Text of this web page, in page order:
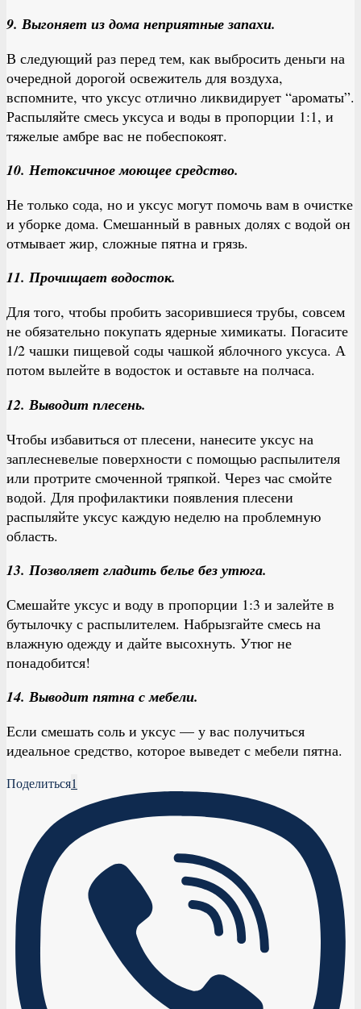
9. Выгоняет из дома неприятные запахи.
В следующий раз перед тем, как выбросить деньги на
очередной дорогой освежитель для воздуха,
вспомните, что уксус отлично ликвидирует “ароматы”.
Распыляйте смесь уксуса и воды в пропорции 1:1, и
тяжелые амбре вас не побеспокоят.
10. Нетоксичное моющее средство.
Не только сода, но и уксус могут помочь вам в очистке
и уборке дома. Смешанный в равных долях с водой он
отмывает жир, сложные пятна и грязь.
11. Прочищает водосток.
Для того, чтобы пробить засорившиеся трубы, совсем
не обязательно покупать ядерные химикаты. Погасите
1/2 чашки пищевой соды чашкой яблочного уксуса. А
потом вылейте в водосток и оставьте на полчаса.
12. Выводит плесень.
Чтобы избавиться от плесени, нанесите уксус на
заплесневелые поверхности с помощью распылителя
или протрите смоченной тряпкой. Через час смойте
водой. Для профилактики появления плесени
распыляйте уксус каждую неделю на проблемную
область.
13. Позволяет гладить белье без утюга.
Смешайте уксус и воду в пропорции 1:3 и залейте в
бутылочку с распылителем. Набрызгайте смесь на
влажную одежду и дайте высохнуть. Утюг не
понадобится!
14. Выводит пятна с мебели.
Если смешать соль и уксус — у вас получиться
идеальное средство, которое выведет с мебели пятна.
Поделиться1